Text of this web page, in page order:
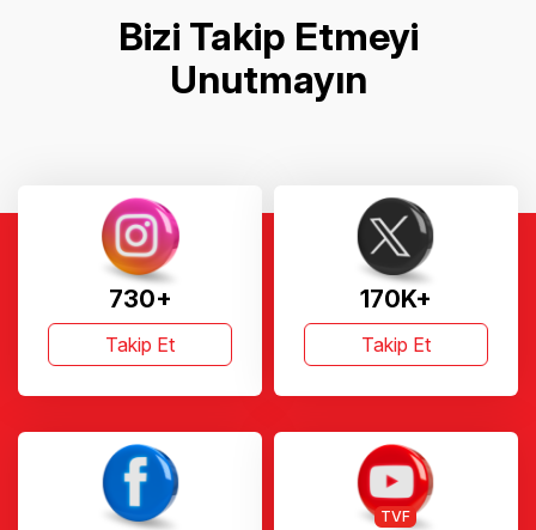
Bizi Takip Etmeyi
Unutmayın
730+
Takip Et
170K+
Takip Et
TVF